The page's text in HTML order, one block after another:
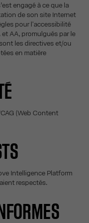
engagé à ce que la
de son site Internet
pour l'accessibilité
AA, promulgués par le
les directives et/ou
en matière
(Web Content
Intelligence Platform
respectés.